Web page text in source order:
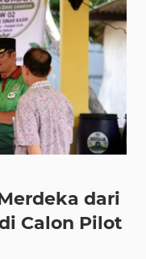
dari
Calon Pilot